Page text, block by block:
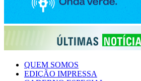
QUEM SOMOS
EDIÇÃO IMPRESSA